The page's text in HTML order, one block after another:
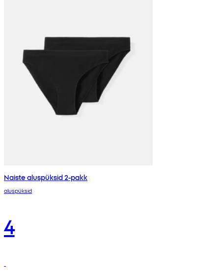
Naiste aluspüksid 2-pakk
aluspüksid
4